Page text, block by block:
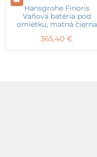
Hansgrohe Finoris
Vaňová batéria pod
omietku, matná čierna
365,40 €